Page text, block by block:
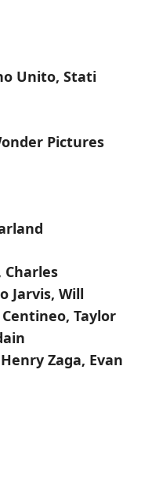
Unito, Stati
Pictures
Charles
Jarvis, Will
Taylor
Zaga, Evan